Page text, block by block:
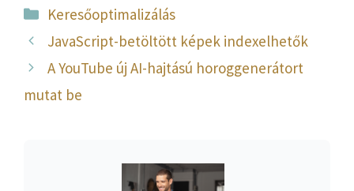
Kategória
Keresőoptimalizálás
JavaScript-betöltött képek indexelhetők
A YouTube új AI-hajtású horoggenerátort
mutat be